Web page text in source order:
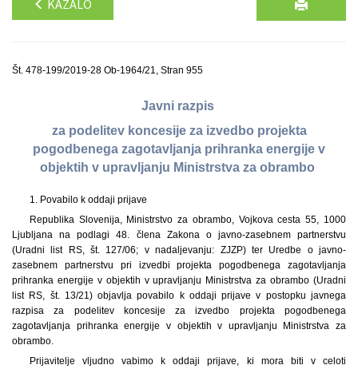
KAZALO
Št. 478-199/2019-28 Ob-1964/21, Stran 955
Javni razpis
za podelitev koncesije za izvedbo projekta
pogodbenega zagotavljanja prihranka energije v
objektih v upravljanju Ministrstva za obrambo
1. Povabilo k oddaji prijave
Republika Slovenija, Ministrstvo za obrambo, Vojkova cesta 55, 1000
Ljubljana na podlagi 48. člena Zakona o javno-zasebnem partnerstvu
(Uradni list RS, št. 127/06; v nadaljevanju: ZJZP) ter Uredbe o javno-
zasebnem partnerstvu pri izvedbi projekta pogodbenega zagotavljanja
prihranka energije v objektih v upravljanju Ministrstva za obrambo (Uradni
list RS, št. 13/21) objavlja povabilo k oddaji prijave v postopku javnega
razpisa za podelitev koncesije za izvedbo projekta pogodbenega
zagotavljanja prihranka energije v objektih v upravljanju Ministrstva za
obrambo.
Prijavitelje vljudno vabimo k oddaji prijave, ki mora biti v celoti